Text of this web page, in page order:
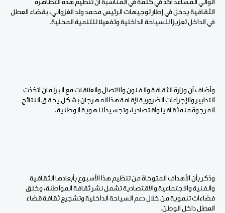
الوالي المساعد أكد في كلمة في المناسبة أن تنظيم هذه التظاهرة
الثقافية يدخل في إطار توجيهات الرئيس محمد ولد الغزواني، بقضاء العطل
في الداخل تعزيزا للسياحة الداخلية وتفعيلا للتنمية المحلية.
وأضاف أن وزارة الثقافة والفنون والاتصال والعلاقات مع البرلمان اتخذت
التدابير والإجراءات الضرورية لإقامة هذا المهرجان بشكل يحقق النتائج
المرجوة منه ثقافيا واقتصاديا، وتجسيدا للهوية الوطنية.
وذكر بأن الأهداف المتوخاة من تنظيم هذا الأسبوع بأبعادها الثقافية
والفنية والاجتماعية والاقتصادية تشمل نشر ثقافة المواطنة، وخلق
فضاءات تنموية من خلال دعم السياحة الداخلية وتشجيع ثقافة قضاء
العطل داخل الوطن.